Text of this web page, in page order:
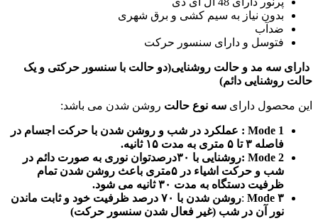
بدون نیاز به سیم کشی و برق شهری
ضدآب
فتوسل و دارای سنسور حرکت
دارای سه مد و حالت روشنایی(دو حالت با سنسور حرکتی و یک
حالت روشنایی دائم)
این محصول دارای سه نوع حالت روشن شدن می باشد:
Mode 1 : عملکرد در شب و روشن شدن با حرکت اجسام در
فاصله ۳ تا ۵
متری به مدت ۱۵ ثانیه.
Mode 2 :روشنایی با ۳۰درصدتوان نوری به صورت دائم در
شب و حرکت اشیاء در ۵متری باعث روشن شدن تمام
ظرفیت دستگاه به مدت ۳۰ ثانیه می شود.
Mode ۳ :
روشن شدن با ۷۰ درصد ظرفیت خود و ثابت ماندن
نور آن در شب (غیر فعال شدن سنسور حرکت)